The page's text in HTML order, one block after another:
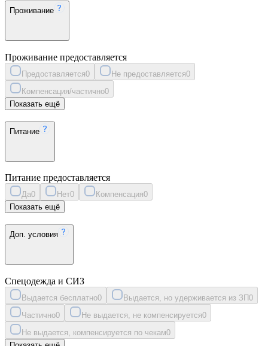
Проживание
Проживание предоставляется
Предоставляется0 Не предоставляется0
Компенсация/частично0
Показать ещё
Питание
Питание предоставляется
Да0 Нет0 Компенсация0
Показать ещё
Доп. условия
Спецодежда и СИЗ
Выдается бесплатно0 Выдается, но удерживается из ЗП0
Частично0 Не выдается, не компенсируется0
Не выдается, компенсируется по чекам0